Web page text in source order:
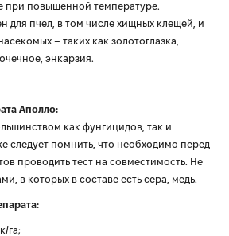
при повышенной температуре.
для пчел, в том числе хищных клещей, и
– таких как золотоглазка,
энкарзия.
Аполло:
как фунгицидов, так и
следует помнить, что необходимо перед
проводить тест на совместимость. Не
в которых в составе есть сера, медь.
га;